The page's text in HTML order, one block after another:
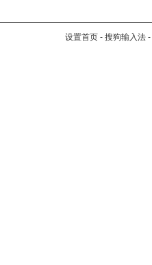
设置首页 - 搜狗输入法 -